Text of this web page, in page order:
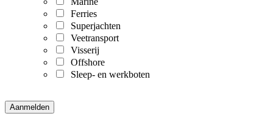
Ferries
Superjachten
Veetransport
Visserij
Offshore
Sleep- en werkboten